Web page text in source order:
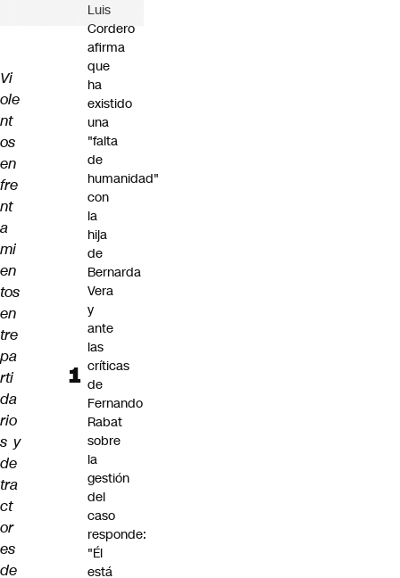
Vi
ole
nt
os
en
fre
nt
a
mi
en
tos
en
tre
pa
rti
da
rio
s y
de
tra
ct
or
es
de
Luis
Cordero
afirma
que
ha
existido
una
"falta
de
humanidad"
con
la
hija
de
Bernarda
Vera
y
ante
las
críticas
de
Fernando
Rabat
sobre
la
gestión
del
caso
responde:
"Él
está